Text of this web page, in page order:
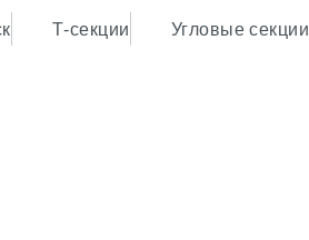
Т-секции Угловые секции